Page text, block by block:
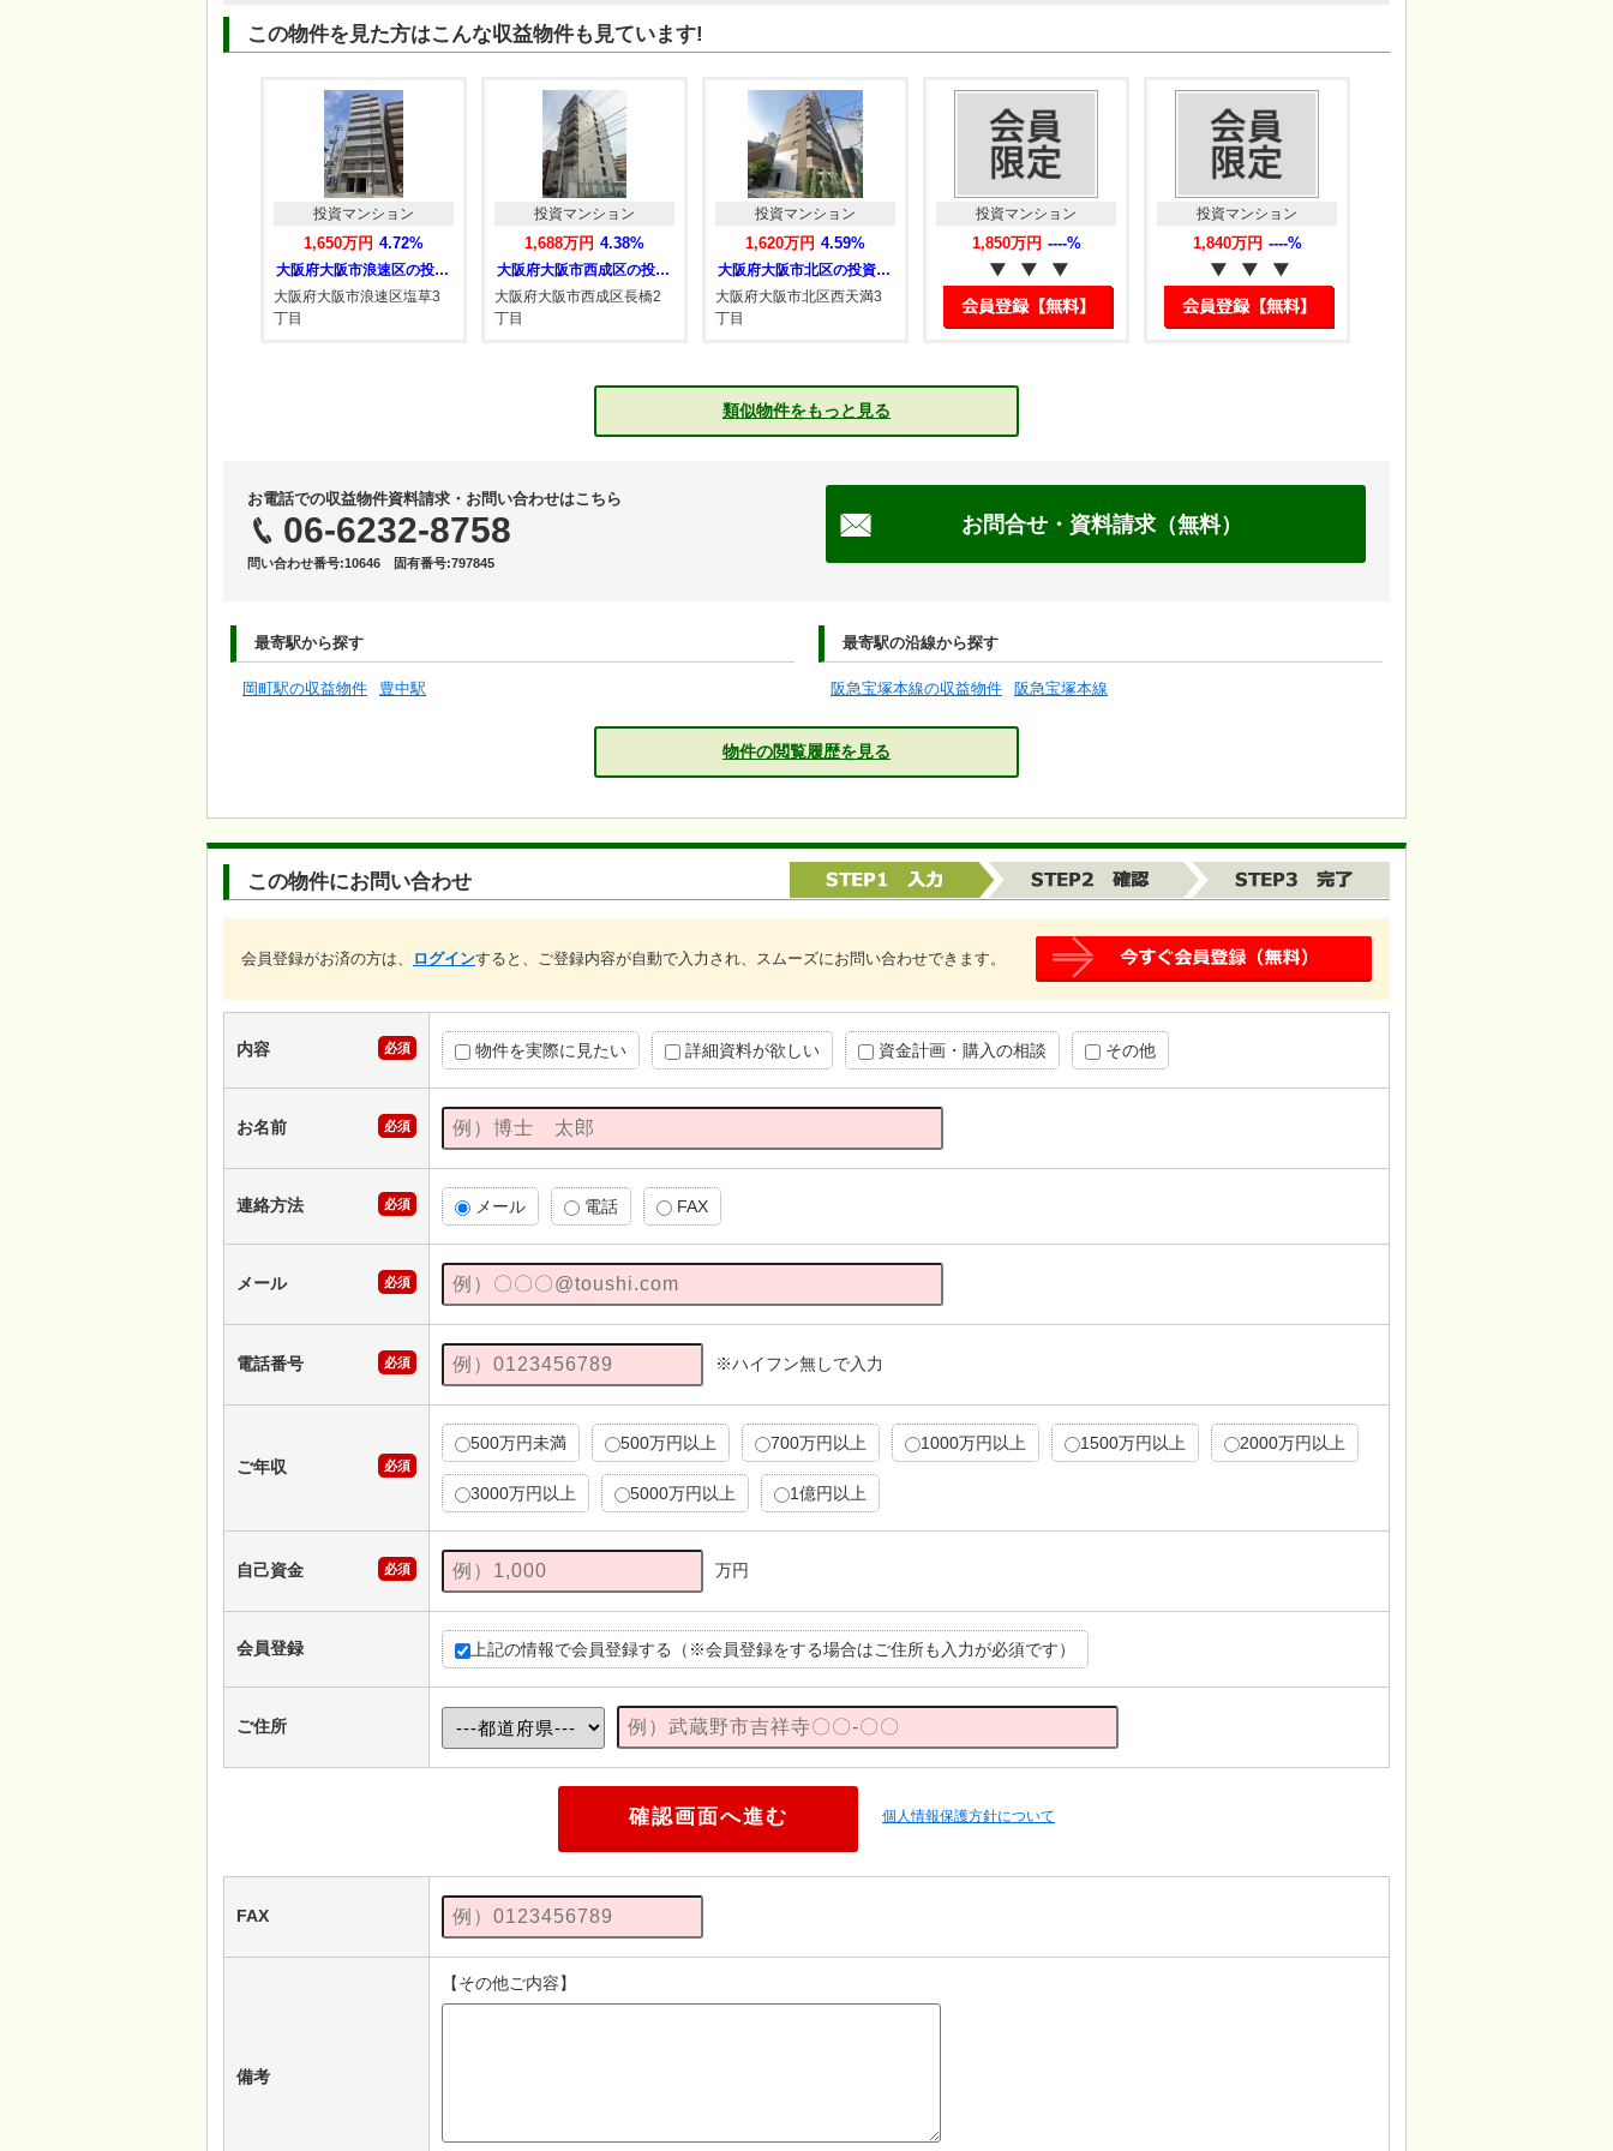
この物件を見た方はこんな収益物件も見ています!
大阪府大阪市浪速区の投資マンション
大阪府大阪市浪速区塩草3
大阪府大阪市西成区の投資マンション
投資マンション
1,688万円
大阪府大阪市西成区長橋2
大阪府大阪市北区の投資マンション
投資マンション
1,620万円
大阪府大阪市北区西天満3
投資マンション
1,850万円
投資マンション
1,840万円
投資マンション
1,550万円
大阪府大阪市北区天満4丁
目
類似物件をもっと見る
お電話での収益物件資料請求・お問い合わせはこちら
06-6232-8758
問い合わせ番号:10646 固有番号:797845
お問合せ・資料請求（無料）
最寄駅から探す
岡町駅の収益物件 豊中駅
最寄駅の沿線から探す
阪急宝塚本線の収益物件 阪急宝塚本線
物件の閲覧履歴を見る
この物件にお問い合わせ
会員登録がお済の方は、 ログインすると、ご登録内容が自動で入力され、スムーズにお問い合わせできます。
内容 必須 物件を実際に見たい 詳細資料が欲しい 資金計画・購入の相談 その他
お名前 必須
連絡方法 必須 メール 電話 FAX
メール 必須
電話番号 必須 ※ハイフン無しで入力
ご年収 必須
500万円未満 500万円以上 700万円以上 1000万円以上 1500万円以上 2000万円以上
3000万円以上 5000万円以上 1億円以上
自己資金 必須 万円
会員登録 上記の情報で会員登録する（※会員登録をする場合はご住所も入力が必須です）
ご住所
個人情報保護方針について
FAX
備考
【その他ご内容】